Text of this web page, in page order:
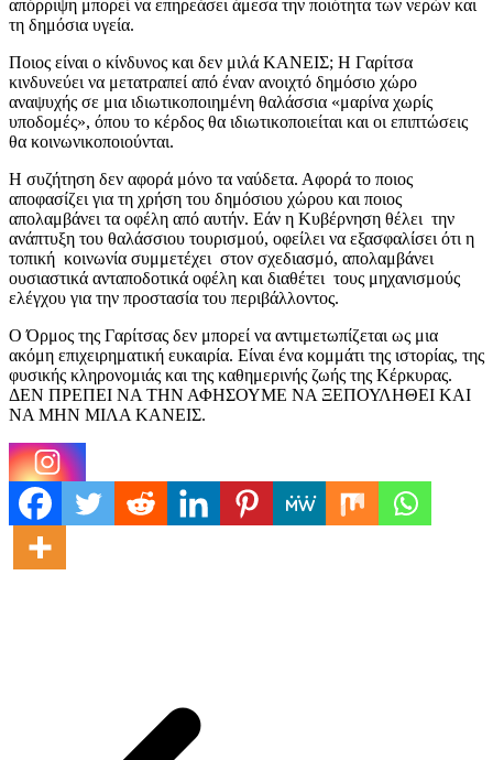
απόρριψη μπορεί να επηρεάσει άμεσα την ποιότητα των νερών και
τη δημόσια υγεία.
Ποιος είναι ο κίνδυνος και δεν μιλά ΚΑΝΕΙΣ; Η Γαρίτσα
κινδυνεύει να μετατραπεί από έναν ανοιχτό δημόσιο χώρο
αναψυχής σε μια ιδιωτικοποιημένη θαλάσσια «μαρίνα χωρίς
υποδομές», όπου το κέρδος θα ιδιωτικοποιείται και οι επιπτώσεις
θα κοινωνικοποιούνται.
Η συζήτηση δεν αφορά μόνο τα ναύδετα. Αφορά το ποιος
αποφασίζει για τη χρήση του δημόσιου χώρου και ποιος
απολαμβάνει τα οφέλη από αυτήν. Εάν η Κυβέρνηση θέλει την
ανάπτυξη του θαλάσσιου τουρισμού, οφείλει να εξασφαλίσει ότι η
τοπική κοινωνία συμμετέχει στον σχεδιασμό, απολαμβάνει
ουσιαστικά ανταποδοτικά οφέλη και διαθέτει τους μηχανισμούς
ελέγχου για την προστασία του περιβάλλοντος.
Ο Όρμος της Γαρίτσας δεν μπορεί να αντιμετωπίζεται ως μια
ακόμη επιχειρηματική ευκαιρία. Είναι ένα κομμάτι της ιστορίας, της
φυσικής κληρονομιάς και της καθημερινής ζωής της Κέρκυρας.
ΔΕΝ ΠΡΕΠΕΙ ΝΑ ΤΗΝ ΑΦΗΣΟΥΜΕ ΝΑ ΞΕΠΟΥΛΗΘΕΙ ΚΑΙ
ΝΑ ΜΗΝ ΜΙΛΑ ΚΑΝΕΙΣ.